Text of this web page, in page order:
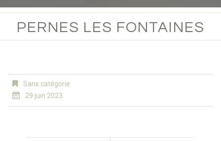
PERNES LES FONTAINES
Sans catégorie
29 juin 2023